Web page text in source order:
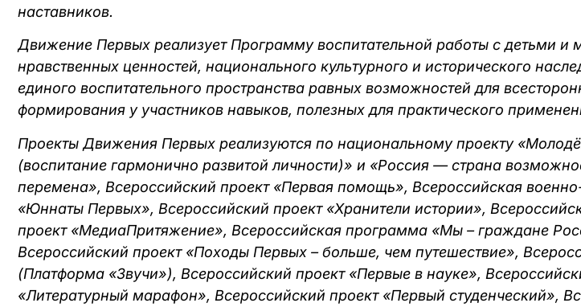
наставников.
Движение Первых реализует Программу воспитательной работы с детьми
нравственных ценностей, национального культурного и исторического
единого воспитательного пространства равных возможностей для
формирования у участников навыков, полезных для практического
Проекты Движения Первых реализуются по национальному проекту
(воспитание гармонично развитой личности)» и «Россия — страна
перемена», Всероссийский проект «Первая помощь», Всероссийская
«Юннаты Первых», Всероссийский проект «Хранители истории»,
проект «МедиаПритяжение», Всероссийская программа «Мы – граждане
Всероссийский проект «Походы Первых – больше, чем путешествие»,
(Платформа «Звучи»), Всероссийский проект «Первые в науке»,
«Литературный марафон», Всероссийский проект «Первый студенческий»,